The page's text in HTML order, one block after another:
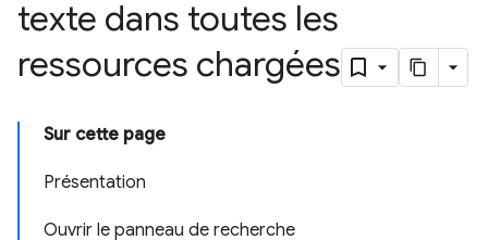
texte dans toutes les
ressources chargées
Sur cette page
Présentation
Ouvrir le panneau de recherche